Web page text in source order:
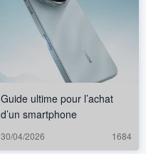
Guide ultime pour l’achat
d’un smartphone
30/04/2026 1684